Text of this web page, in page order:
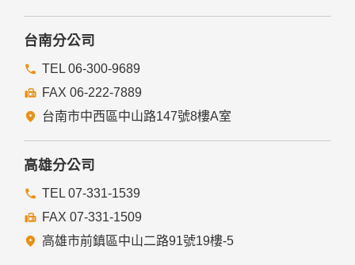
台南分公司
TEL 06-300-9689
FAX 06-222-7889
台南市中西區中山路147號8樓A室
高雄分公司
TEL 07-331-1539
FAX 07-331-1509
高雄市前鎮區中山二路91號19樓-5